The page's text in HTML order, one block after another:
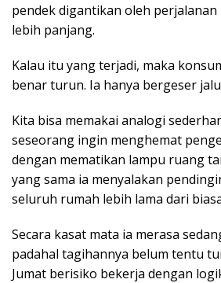
pendek digantikan oleh
lebih panjang.
Kalau itu yang terjadi, maka
benar turun. Ia hanya bergeser
Kita bisa memakai analogi
seseorang ingin menghemat
dengan mematikan lampu ruang
yang sama ia menyalakan
seluruh rumah lebih lama dari
Secara kasat mata ia merasa
padahal tagihannya belum tentu
Jumat berisiko bekerja dengan